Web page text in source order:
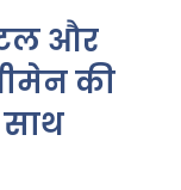
और
की